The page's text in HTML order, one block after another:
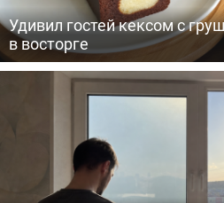
Удивил гостей кексом с
в восторге